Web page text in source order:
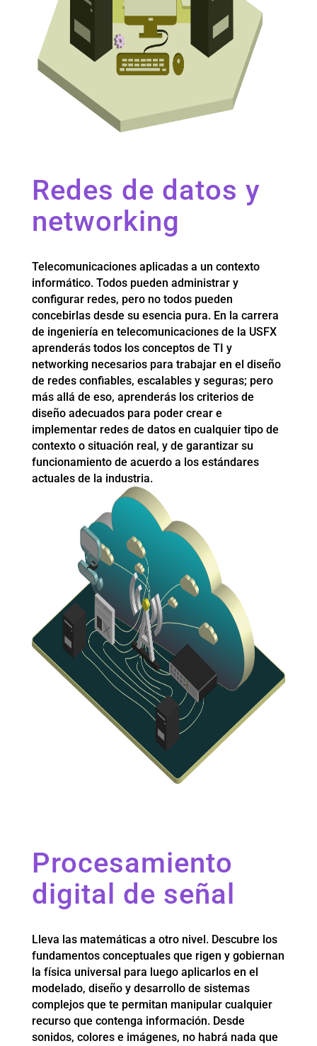
Redes de datos y
networking
Telecomunicaciones aplicadas a un contexto
informático. Todos pueden administrar y
configurar redes, pero no todos pueden
concebirlas desde su esencia pura. En la carrera
de ingeniería en telecomunicaciones de la USFX
aprenderás todos los conceptos de TI y
networking necesarios para trabajar en el diseño
de redes confiables, escalables y seguras; pero
más allá de eso, aprenderás los criterios de
diseño adecuados para poder crear e
implementar redes de datos en cualquier tipo de
contexto o situación real, y de garantizar su
funcionamiento de acuerdo a los estándares
actuales de la industria.
Procesamiento
digital de señal
Lleva las matemáticas a otro nivel. Descubre los
fundamentos conceptuales que rigen y gobiernan
la física universal para luego aplicarlos en el
modelado, diseño y desarrollo de sistemas
complejos que te permitan manipular cualquier
recurso que contenga información. Desde
sonidos, colores e imágenes, no habrá nada que